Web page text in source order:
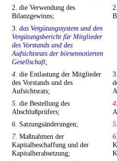
2. die Verwendung des
Bilanzgewinns;
3. das Vergütungssystem und den
Vergütungsbericht für Mitglieder
des Vorstands und des
Aufsichtsrats der börsennotierten
Gesellschaft;
4. die Entlastung der Mitglieder
des Vorstands und des
Aufsichtsrats;
5. die Bestellung des
Abschlußprüfers;
4.
6. Satzungsänderungen; 5.
7. Maßnahmen der
Kapitalbeschaffung und der
Kapitalherabsetzung;
6.